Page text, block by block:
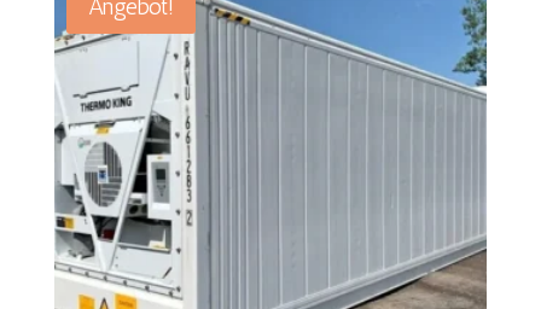
Angebot!